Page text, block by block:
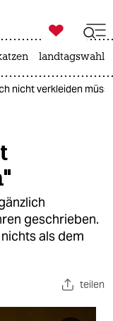

taz zahl ich
landtagswahl
nicht verkleiden
geschrieben.
als dem
teilen